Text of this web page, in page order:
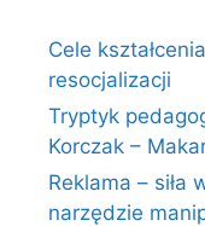
Cele
resocjalizacji
Tryptyk
Korczak –
Reklama – siła
narzędzie